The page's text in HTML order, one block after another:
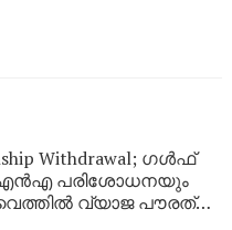
Withdrawal; ഗൾഫ്
പരിശോധനയും
വ്യാജ പൗരത്വം